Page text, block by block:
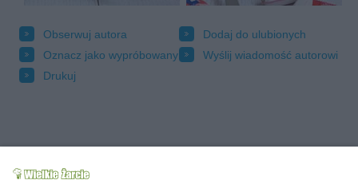
Obserwuj autora
Dodaj do ulubionych
Oznacz jako wypróbowany
Wyślij wiadomość autorowi
Drukuj